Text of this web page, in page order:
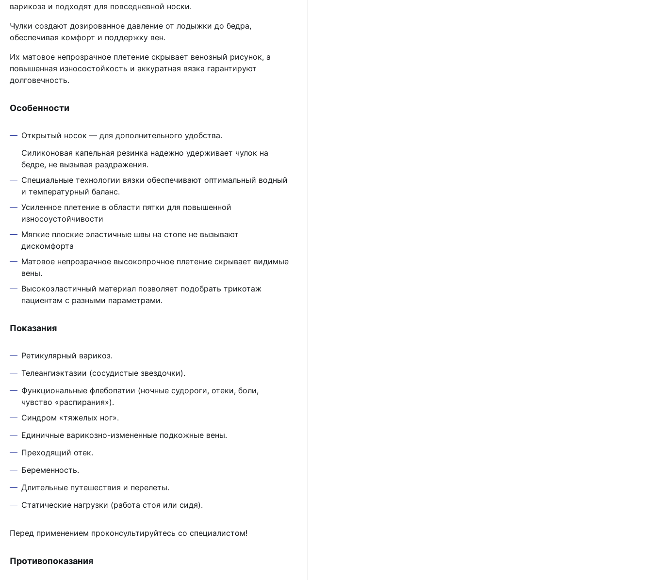
варикоза и подходят для повседневной носки.
Чулки создают дозированное давление от лодыжки до бедра,
обеспечивая комфорт и поддержку вен.
Их матовое непрозрачное плетение скрывает венозный рисунок, а
повышенная износостойкость и аккуратная вязка гарантируют
долговечность.
Особенности
Открытый носок — для дополнительного удобства.
Силиконовая капельная резинка надежно удерживает чулок на
бедре, не вызывая раздражения.
Специальные технологии вязки обеспечивают оптимальный водный
и температурный баланс.
Усиленное плетение в области пятки для повышенной
износоустойчивости
Мягкие плоские эластичные швы на стопе не вызывают
дискомфорта
Матовое непрозрачное высокопрочное плетение скрывает видимые
вены.
Высокоэластичный материал позволяет подобрать трикотаж
пациентам с разными параметрами.
Показания
Ретикулярный варикоз.
Телеангиэктазии (сосудистые звездочки).
Функциональные флебопатии (ночные судороги, отеки, боли,
чувство «распирания»).
Синдром «тяжелых ног».
Единичные варикозно-измененные подкожные вены.
Преходящий отек.
Беременность.
Длительные путешествия и перелеты.
Статические нагрузки (работа стоя или сидя).
Перед применением проконсультируйтесь со специалистом!
Противопоказания